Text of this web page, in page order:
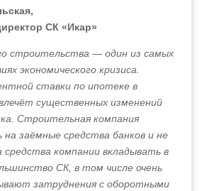
СК «Икар»
строительства — один из самых
экономического кризиса.
ставки по ипотеке в
существенных изменений
Строительная компания
заёмные средства банков и не
средства компании вкладывать в
СК, в том числе очень
затруднения с оборотными